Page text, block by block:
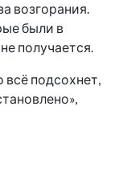
возгорания.
были в
получается.
всё подсохнет,